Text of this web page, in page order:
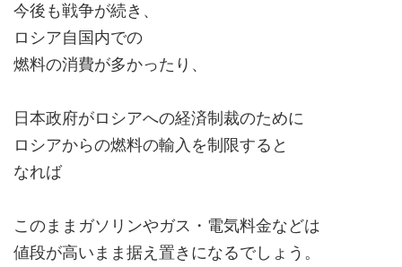
今後も戦争が続き、
ロシア自国内での
燃料の消費が多かったり、
日本政府がロシアへの経済制裁のために
ロシアからの燃料の輸入を制限すると
なれば
このままガソリンやガス・電気料金などは
値段が高いまま据え置きになるでしょう。